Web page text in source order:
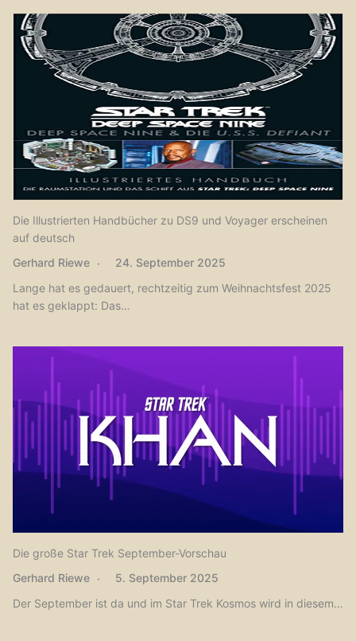
Die Illustrierten Handbücher zu DS9 und Voyager erscheinen
auf deutsch
Gerhard Riewe
24. September 2025
Lange hat es gedauert, rechtzeitig zum Weihnachtsfest 2025
hat es geklappt: Das…
Die große Star Trek September-Vorschau
Gerhard Riewe
5. September 2025
Der September ist da und im Star Trek Kosmos wird in diesem…